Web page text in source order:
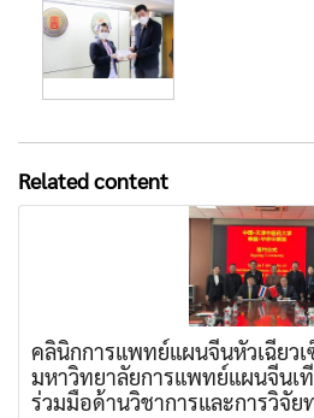
Related content
คลินิกการแพทย์แผนจีนหัวเฉียวเ
มหาวิทยาลัยการแพทย์แผนจีนเ
ร่วมมือด้านวิชาการและการวิจั